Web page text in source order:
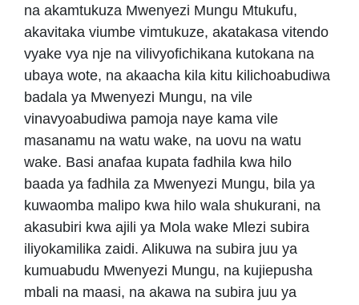
na akamtukuza Mwenyezi Mungu Mtukufu,
akavitaka viumbe vimtukuze, akatakasa vitendo
vyake vya nje na vilivyofichikana kutokana na
ubaya wote, na akaacha kila kitu kilichoabudiwa
badala ya Mwenyezi Mungu, na vile
vinavyoabudiwa pamoja naye kama vile
masanamu na watu wake, na uovu na watu
wake. Basi anafaa kupata fadhila kwa hilo
baada ya fadhila za Mwenyezi Mungu, bila ya
kuwaomba malipo kwa hilo wala shukurani, na
akasubiri kwa ajili ya Mola wake Mlezi subira
iliyokamilika zaidi. Alikuwa na subira juu ya
kumuabudu Mwenyezi Mungu, na kujiepusha
mbali na maasi, na akawa na subira juu ya